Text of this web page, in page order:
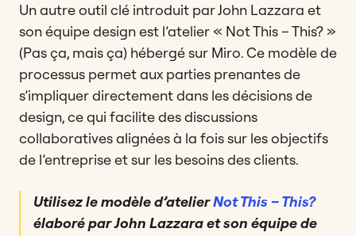
Un autre outil clé introduit par John Lazzara et
son équipe design est l’atelier « Not This – This? »
(Pas ça, mais ça) hébergé sur Miro. Ce modèle de
processus permet aux parties prenantes de
s’impliquer directement dans les décisions de
design, ce qui facilite des discussions
collaboratives alignées à la fois sur les objectifs
de l’entreprise et sur les besoins des clients.
Utilisez le modèle d’atelierNot This – This?
élaboré par John Lazzara et son équipe de